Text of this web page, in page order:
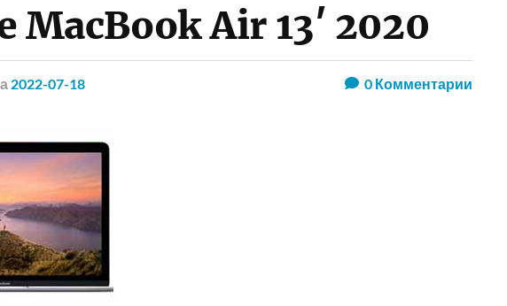
MacBook Air 13′ 2020
2022-07-18 0Комментарии